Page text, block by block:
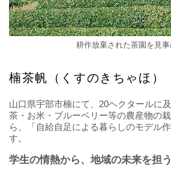
耕作放棄された茶園を見
楠茶帆（くすのきちゃほ）
山口県宇部市楠にて、20ヘクタールに
茶・お米・ブルーベリー等の農産物の
ら、「自給自足による暮らしのモデル
す。
学生の情熱から、地域の未来を担